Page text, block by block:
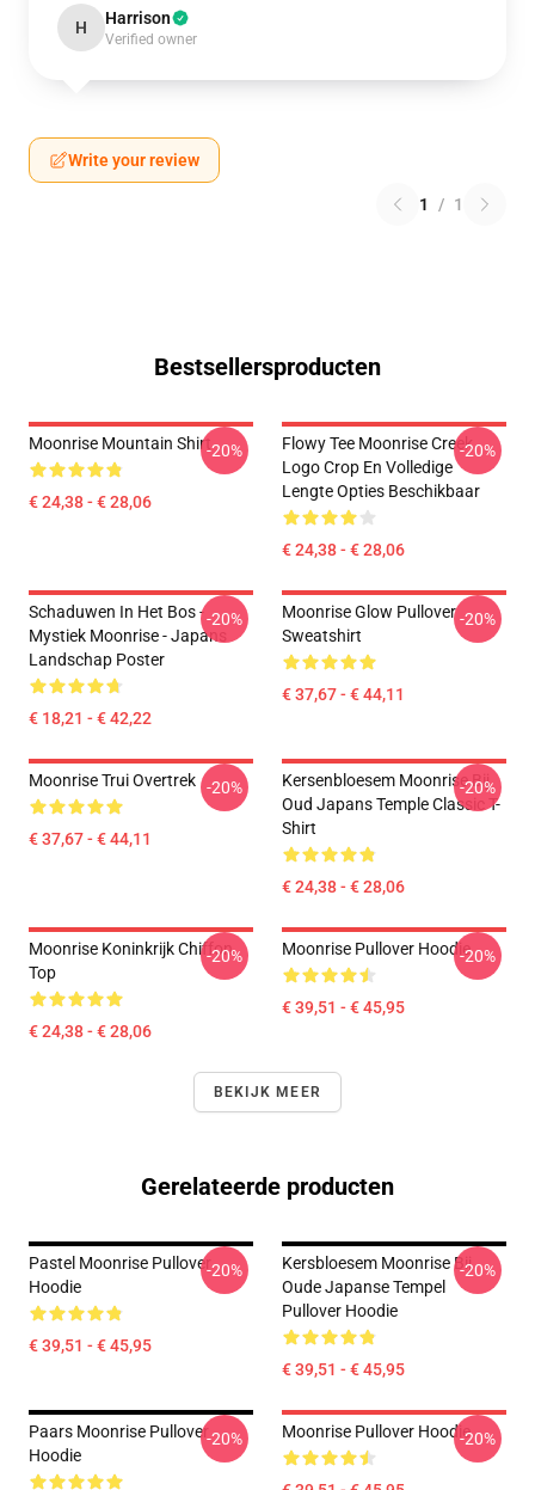
H Harrison
Verified owner
Write your review
1 / 1
Bestsellersproducten
Moonrise Mountain Shirt
€ 24,38 - € 28,06
-20%
Flowy Tee Moonrise Creek
Logo Crop En Volledige
Lengte Opties Beschikbaar
€ 24,38 - € 28,06
-20%
Schaduwen In Het Bos -
Mystiek Moonrise - Japans
Landschap Poster
€ 18,21 - € 42,22
-20%
Moonrise Glow Pullover
Sweatshirt
€ 37,67 - € 44,11
-20%
Moonrise Trui Overtrek
€ 37,67 - € 44,11
-20%
Kersenbloesem Moonrise Bij
Oud Japans Temple Classic T-
Shirt
€ 24,38 - € 28,06
-20%
Moonrise Koninkrijk Chiffon
Top
€ 24,38 - € 28,06
-20% Moonrise Pullover Hoodie
€ 39,51 - € 45,95
-20%
BEKIJK MEER
Gerelateerde producten
Pastel Moonrise Pullover
Hoodie
€ 39,51 - € 45,95
-20%
Kersbloesem Moonrise Bij
Oude Japanse Tempel
Pullover Hoodie
€ 39,51 - € 45,95
-20%
Paars Moonrise Pullover
Hoodie
-20% Moonrise Pullover Hoodie-20%